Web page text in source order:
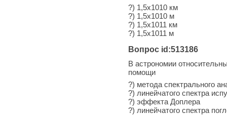
?) 1,5х1010 км
?) 1,5х1010 м
?) 1,5х1011 км
?) 1,5х1011 м
Вопрос id:513186
В астрономии
помощи
?) метода спектрального
?) линейчатого спектра
?) эффекта Доплера
?) линейчатого спектра